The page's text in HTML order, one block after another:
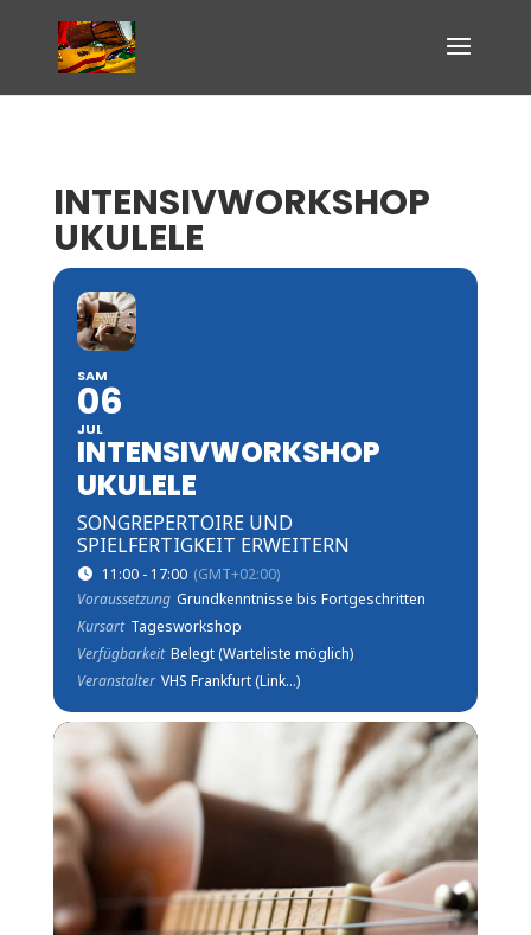
INTENSIVWORKSHOP
UKULELE
SAM
06
JUL
INTENSIVWORKSHOP
UKULELE
SONGREPERTOIRE UND
SPIELFERTIGKEIT ERWEITERN
11:00 - 17:00 (GMT+02:00)
Voraussetzung Grundkenntnisse bis Fortgeschritten
Kursart Tagesworkshop
Verfügbarkeit Belegt (Warteliste möglich)
Veranstalter VHS Frankfurt (Link...)